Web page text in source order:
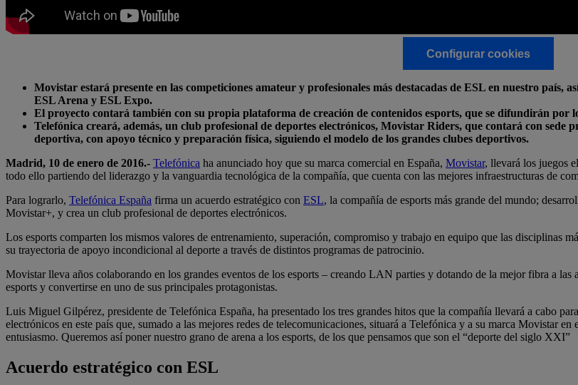
Configurar cookies
Movistar estará presente en las competiciones amateur y profesionales más destacadas de ESL en nuestro país,
ESL Arena y ESL Expo.
El proyecto contará también con su propia plataforma de creación de contenidos esports, que se difundirán por
Telefónica creará, además, un club profesional de deportes electrónicos, Movistar Riders, que contará con
deportiva, con apoyo técnico y preparación física, siguiendo el modelo de los grandes clubes deportivos.
Madrid, 10 de enero de 2016.- Telefónica ha anunciado hoy que su marca comercial en España, Movistar, llevará los juegos
todo ello partiendo del liderazgo y la vanguardia tecnológica de la compañía, que cuenta con las mejores infraestructuras de
Para lograrlo, Telefónica España firma un acuerdo estratégico con ESL, la compañía de esports más grande del mundo;
Movistar+, y crea un club profesional de deportes electrónicos.
Los esports comparten los mismos valores de entrenamiento, superación, compromiso y trabajo en equipo que las disciplinas
su trayectoria de apoyo incondicional al deporte a través de distintos programas de patrocinio.
Movistar lleva años colaborando en los grandes eventos de los esports – creando LAN parties y dotando de la mejor fibra a
esports y convertirse en uno de sus principales protagonistas.
Luis Miguel Gilpérez, presidente de Telefónica España, ha presentado los tres grandes hitos que la compañía llevará a cabo
electrónicos en este país que, sumado a las mejores redes de telecomunicaciones, situará a Telefónica y a su marca Movistar
entusiasmo. Queremos así poner nuestro grano de arena a los esports, de los que pensamos que son el “deporte del siglo XXI”
Acuerdo estratégico con ESL